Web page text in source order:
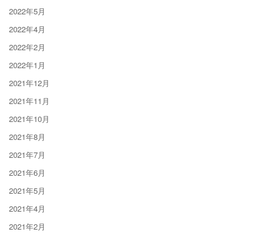
2022年5月
2022年4月
2022年2月
2022年1月
2021年12月
2021年11月
2021年10月
2021年8月
2021年7月
2021年6月
2021年5月
2021年4月
2021年2月